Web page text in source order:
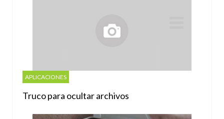
APLICACIONES
Truco para ocultar archivos